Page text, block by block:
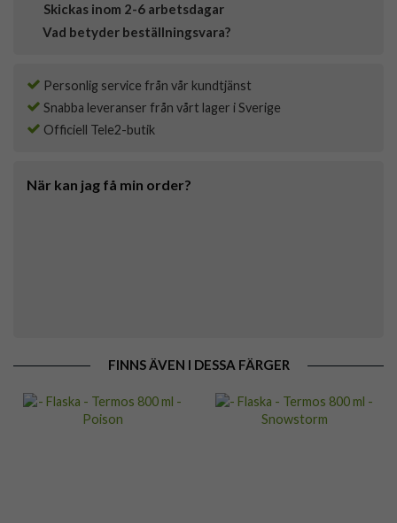
Skickas inom 2-6 arbetsdagar
Vad betyder beställningsvara?
Personlig service från vår kundtjänst
Snabba leveranser från vårt lager i Sverige
Officiell Tele2-butik
När kan jag få min order?
FINNS ÄVEN I DESSA FÄRGER